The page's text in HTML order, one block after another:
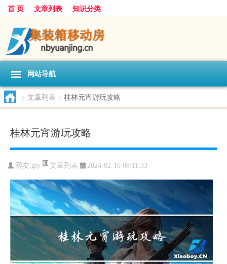
首 页 文章列表 知识分类
网站导航
> 文章列表 > 桂林元宵游玩攻略
桂林元宵游玩攻略
网友:gly 文章列表 2024-02-16 09:11:33